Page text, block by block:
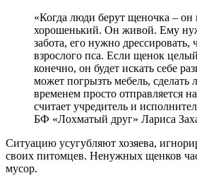
«Когда люди берут щеночка – он
хорошенький. Он живой. Ему
забота, его нужно дрессировать,
взрослого пса. Если щенок
конечно, он будет искать себе
может погрызть мебель, сделать
временем просто отправляется
считает учредитель и
БФ «Лохматый друг» Лариса
Ситуацию усугубляют хозяева,
своих питомцев. Ненужных щенков
мусор.